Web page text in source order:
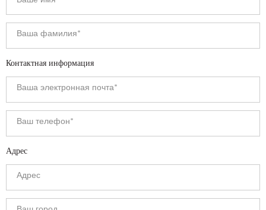
Контактная информация
Адрес